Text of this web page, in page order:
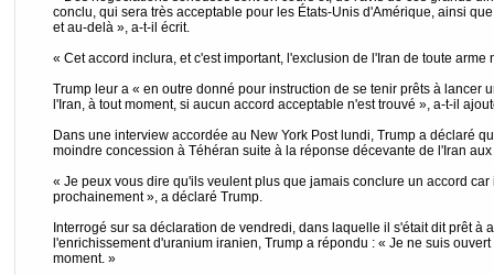
conclu, qui sera très acceptable pour les États-Unis d'Amérique, ainsi
et au-delà », a-t-il écrit.
« Cet accord inclura, et c'est important, l'exclusion de l'Iran de toute arme
Trump leur a « en outre donné pour instruction de se tenir prêts à lancer
l'Iran, à tout moment, si aucun accord acceptable n'est trouvé », a-t-il
Dans une interview accordée au New York Post lundi, Trump a déclaré
moindre concession à Téhéran suite à la réponse décevante de l'Iran
« Je peux vous dire qu'ils veulent plus que jamais conclure un accord
prochainement », a déclaré Trump.
Interrogé sur sa déclaration de vendredi, dans laquelle il s'était dit prêt à
l'enrichissement d'uranium iranien, Trump a répondu : « Je ne suis
moment. »